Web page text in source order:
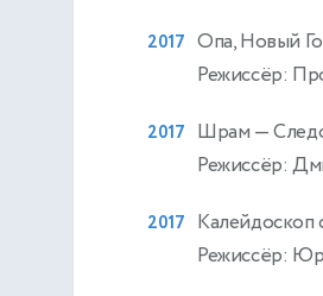
2017 Опа, Новый
Режиссёр:
2017 Шрам —
Режиссёр:
2017 Калейдоскоп
Режиссёр: